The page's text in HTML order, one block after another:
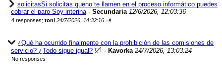
solicitasSi solicitas queno te llamen en el proceso informático puedes
cobrar el paro Soy interina- Secundaria 12/6/2026, 12:03:36
4 responses; toni 24/7/2026, 14:32:16 ⇥
¿Qué ha ocurrido finalmente con la prohibición de las comisiones de
servicio? ¿Todo sigue igual?
- Kavorka 24/7/2026, 13:03:24
No responses